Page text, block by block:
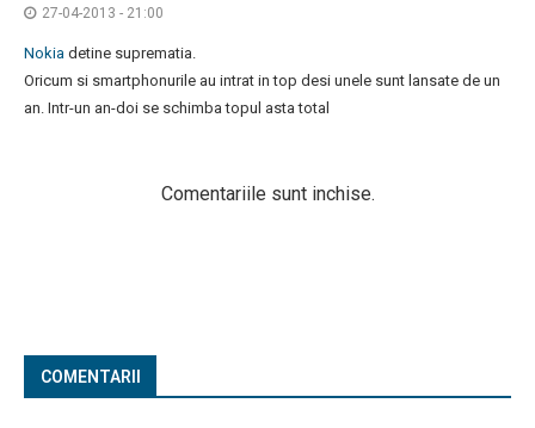
27-04-2013 - 21:00
Nokia detine suprematia.
Oricum si smartphonurile au intrat in top desi unele sunt lansate de un
an. Intr-un an-doi se schimba topul asta total
Comentariile sunt inchise.
COMENTARII